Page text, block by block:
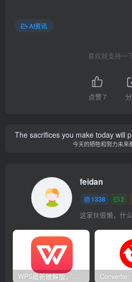
AI资讯
喜欢就支持一
点赞7
The sacrifices you make today will
今天的牺牲和努力未来
feidan
1338 2
这家伙很懒，什
WPS最新破解版，已永久激活，无限制使用！